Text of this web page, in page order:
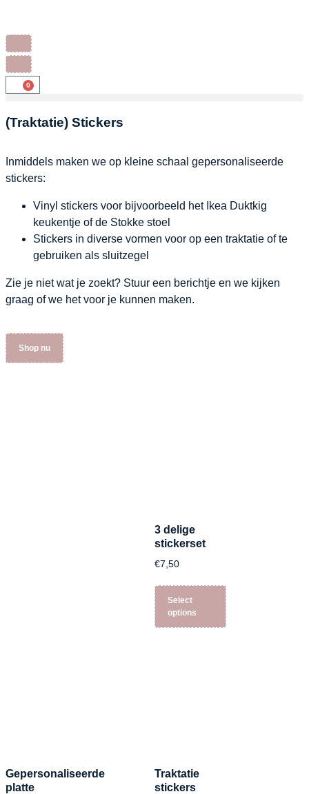
0
(Traktatie) Stickers
Inmiddels maken we op kleine schaal gepersonaliseerde
stickers:
Vinyl stickers voor bijvoorbeeld het Ikea Duktkig
keukentje of de Stokke stoel
Stickers in diverse vormen voor op een traktatie of te
gebruiken als sluitzegel
Zie je niet wat je zoekt? Stuur een berichtje en we kijken
graag of we het voor je kunnen maken.
Shop nu
3 delige
stickerset
€7,50
Select
options
Gepersonaliseerde
platte
Traktatie
stickers